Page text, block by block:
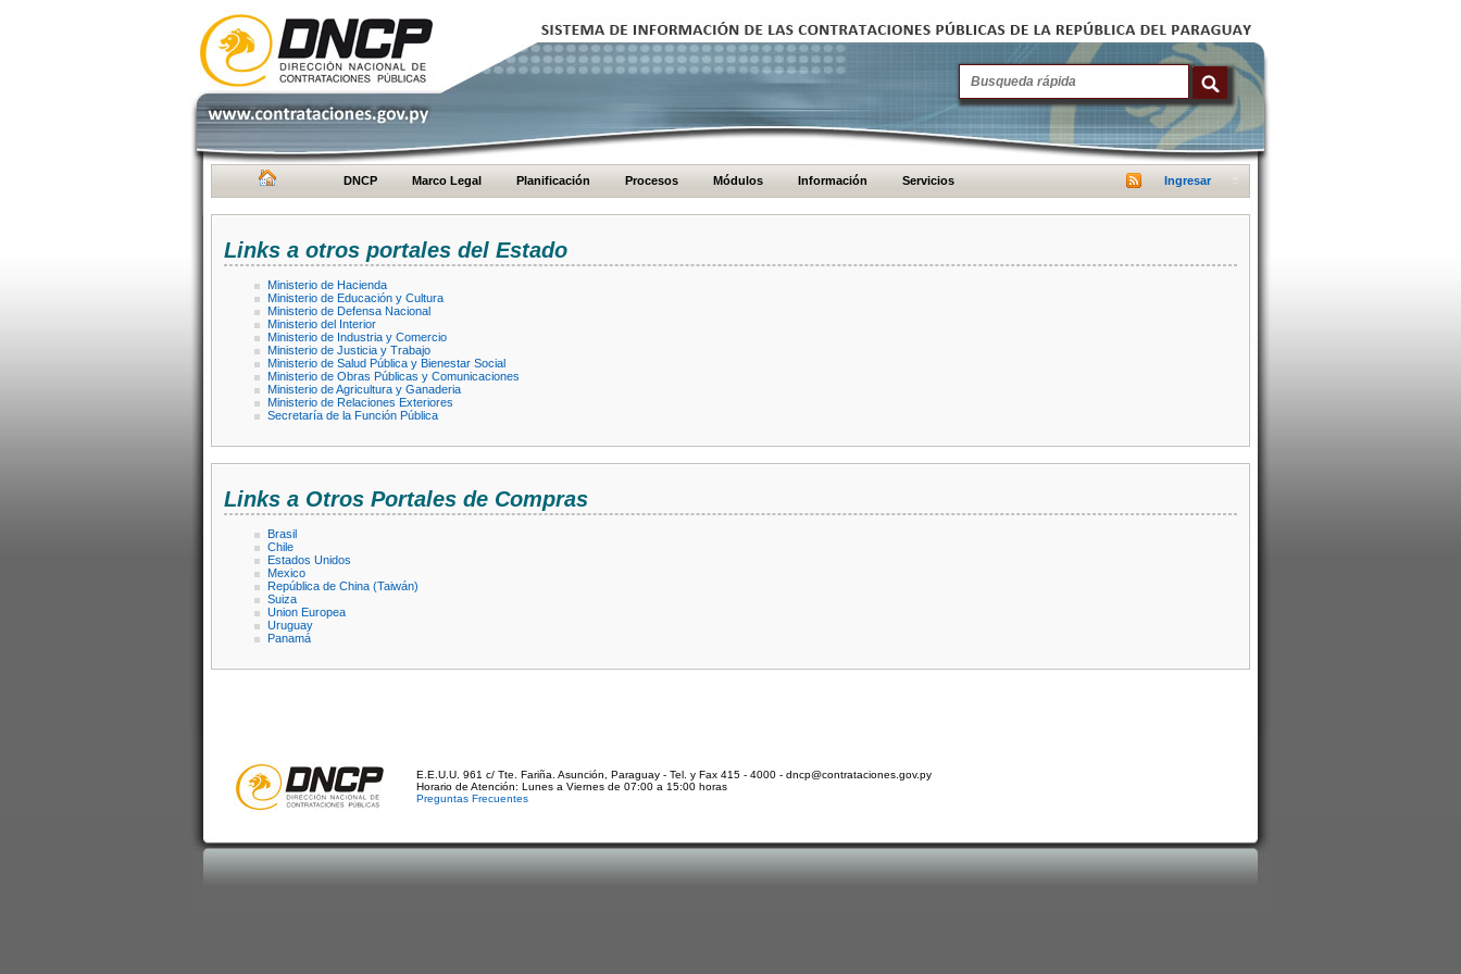
DNCP Marco Legal Planificación Procesos Módulos Información Servicios Ingresar
Links a otros portales del Estado
Ministerio de Hacienda
Ministerio de Educación y Cultura
Ministerio de Defensa Nacional
Ministerio del Interior
Ministerio de Industria y Comercio
Ministerio de Justicia y Trabajo
Ministerio de Salud Pública y Bienestar Social
Ministerio de Obras Públicas y Comunicaciones
Ministerio de Agricultura y Ganaderia
Ministerio de Relaciones Exteriores
Secretaría de la Función Pública
Links a Otros Portales de Compras
Brasil
Chile
Estados Unidos
Mexico
República de China (Taiwán)
Suiza
Union Europea
Uruguay
Panamá
E.E.U.U. 961 c/ Tte. Fariña. Asunción, Paraguay - Tel. y Fax 415 - 4000 - dncp@contrataciones.gov.py
Horario de Atención: Lunes a Viernes de 07:00 a 15:00 horas
Preguntas Frecuentes